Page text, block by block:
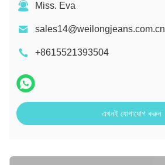
Miss. Eva
sales14@weilongjeans.com.cn
+8615521393504
এখনই যোগাযোগ করুন